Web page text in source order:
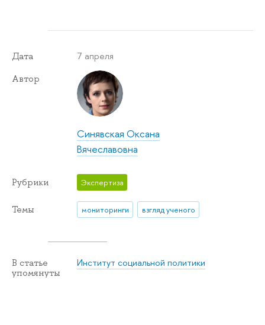
Дата 7 апреля
Автор
Синявская Оксана
Вячеславовна
Рубрики Экспертиза
Темы мониторинги взгляд ученого
В статье
упомянуты
Институт социальной политики